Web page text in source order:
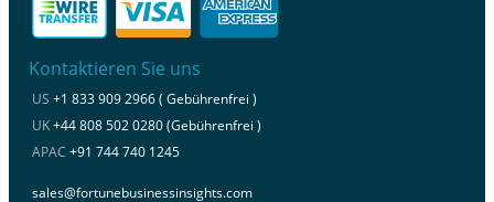
Kontaktieren Sie uns
US +1 833 909 2966 ( Gebührenfrei )
UK+44 808 502 0280 (Gebührenfrei )
APAC +91 744 740 1245
sales@fortunebusinessinsights.com